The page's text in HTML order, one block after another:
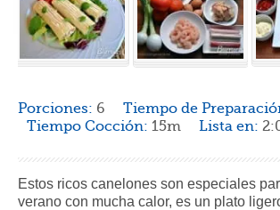
Porciones: 6 Tiempo de
Tiempo Cocción: 15m Lista en:
Estos ricos canelones son especiales
verano con mucha calor, es un plato